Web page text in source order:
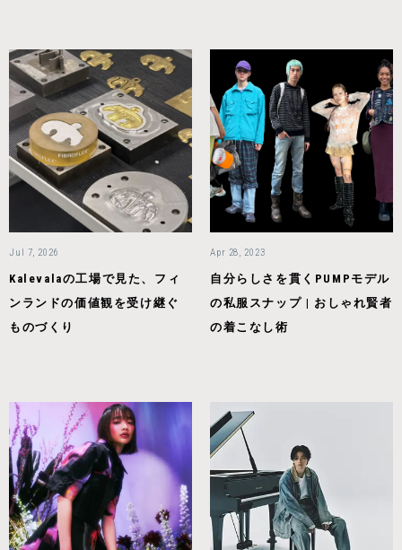
Jul 7, 2026
Kalevalaの工場で見た、フィ
ンランドの価値観を受け継ぐ
ものづくり
Apr 28, 2023
自分らしさを貫くPUMPモデル
の私服スナップ | おしゃれ賢者
の着こなし術